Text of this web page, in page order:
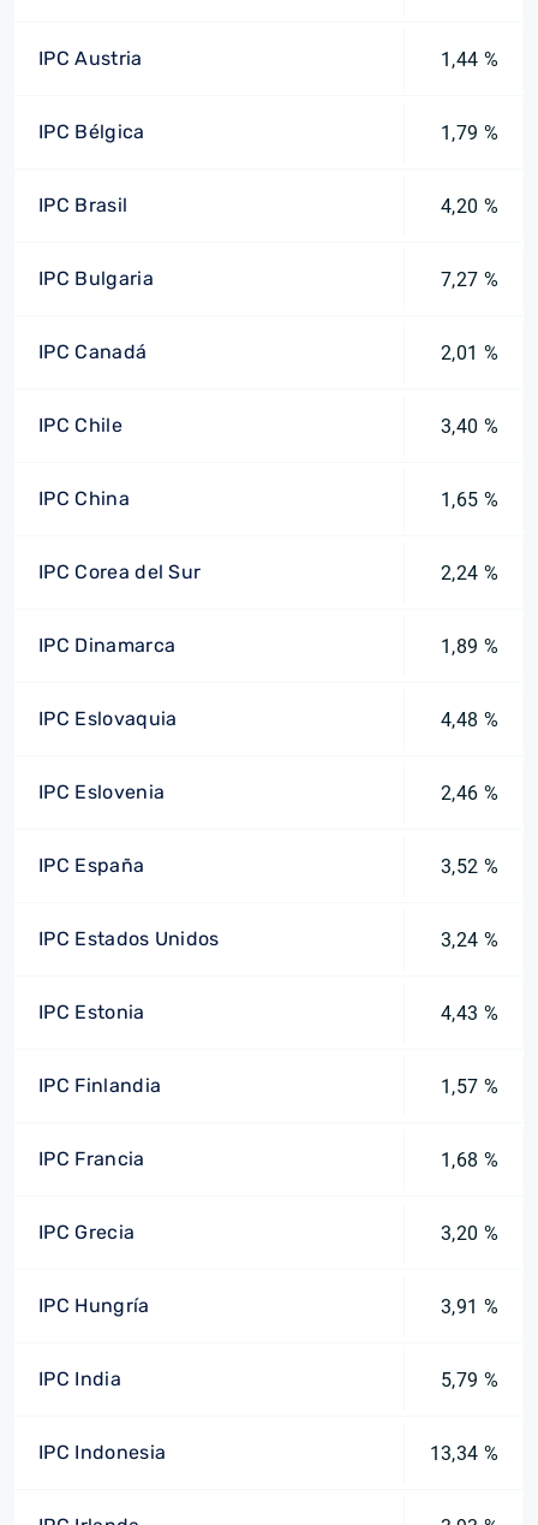
IPC Austria 1,44 %
IPC Bélgica 1,79 %
IPC Brasil 4,20 %
IPC Bulgaria 7,27 %
IPC Canadá 2,01 %
IPC Chile 3,40 %
IPC China 1,65 %
IPC Corea del Sur 2,24 %
IPC Dinamarca 1,89 %
IPC Eslovaquia 4,48 %
IPC Eslovenia 2,46 %
IPC España 3,52 %
IPC Estados Unidos 3,24 %
IPC Estonia 4,43 %
IPC Finlandia 1,57 %
IPC Francia 1,68 %
IPC Grecia 3,20 %
IPC Hungría 3,91 %
IPC India 5,79 %
IPC Indonesia 13,34 %